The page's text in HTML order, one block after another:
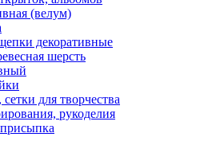
(велум)
декоративные
шерсть
для творчества
рукоделия